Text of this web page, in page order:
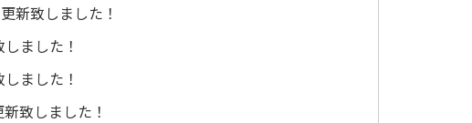
新致しました！
ました！
ました！
致しました！